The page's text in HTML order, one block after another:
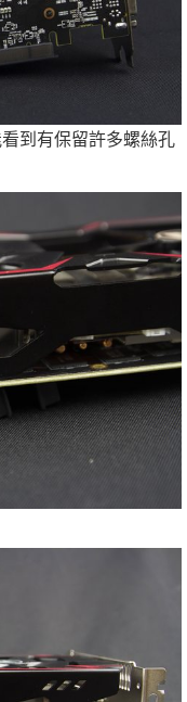
到有保留許多螺絲孔